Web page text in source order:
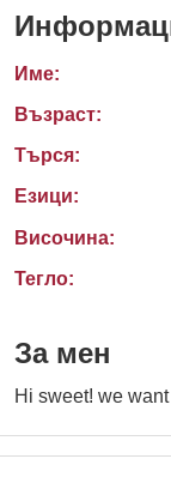
Име:
Възраст:
Търся:
Езици:
Височина:
Тегло:
За мен
Hi sweet! we